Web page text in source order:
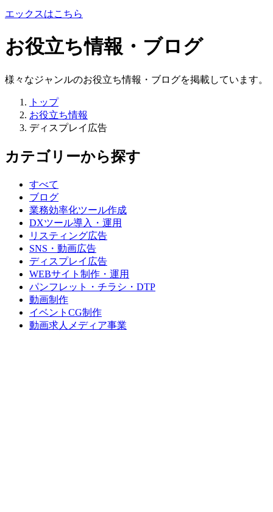
エックスはこちら
お役立ち情報・ブログ
様々なジャンルのお役立ち情報・ブログを掲載しています。
トップ
お役立ち情報
ディスプレイ広告
カテゴリーから探す
すべて
ブログ
業務効率化ツール作成
DXツール導入・運用
リスティング広告
SNS・動画広告
ディスプレイ広告
WEBサイト制作・運用
パンフレット・チラシ・DTP
動画制作
イベントCG制作
動画求人メディア事業